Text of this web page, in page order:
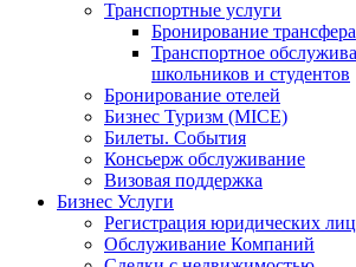
Транспортные услуги
Бронирование трансфера
Транспортное
школьников и студентов
Бронирование отелей
Бизнес Туризм (MICE)
Билеты. События
Консьерж обслуживание
Визовая поддержка
Бизнес Услуги
Регистрация юридических лиц
Обслуживание Компаний